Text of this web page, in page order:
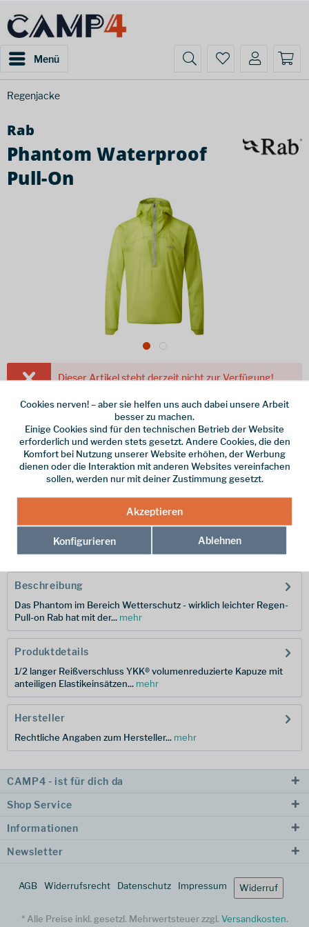
Menü
Regenjacke
Rab
Phantom Waterproof
Pull-On
Dieser Artikel steht derzeit nicht zur Verfügung!
220,00 € *
inkl. MwSt./ Versandkostenfrei!
Farbe
Größe
Hersteller-Nr.:
Beschreibung
Das Phantom im Bereich Wetterschutz - wirklich leichter Regen-
Pull-on Rab hat mit der... mehr
Produktdetails
1/2 langer Reißverschluss YKK® volumenreduzierte Kapuze mit
anteiligen Elastikeinsätzen... mehr
Hersteller
Rechtliche Angaben zum Hersteller... mehr
CAMP4 - ist für dich da
Shop Service
Informationen
Newsletter
AGB Widerrufsrecht Datenschutz Impressum Widerruf
* Alle Preise inkl. gesetzl. Mehrwertsteuer zzgl. Versandkosten.
Cookies nerven! – aber sie helfen uns auch dabei unsere Arbeit
besser zu machen.
Einige Cookies sind für den technischen Betrieb der Website
erforderlich und werden stets gesetzt. Andere Cookies, die den
Komfort bei Nutzung unserer Website erhöhen, der Werbung
dienen oder die Interaktion mit anderen Websites vereinfachen
sollen, werden nur mit deiner Zustimmung gesetzt.
Akzeptieren
Konfigurieren Ablehnen